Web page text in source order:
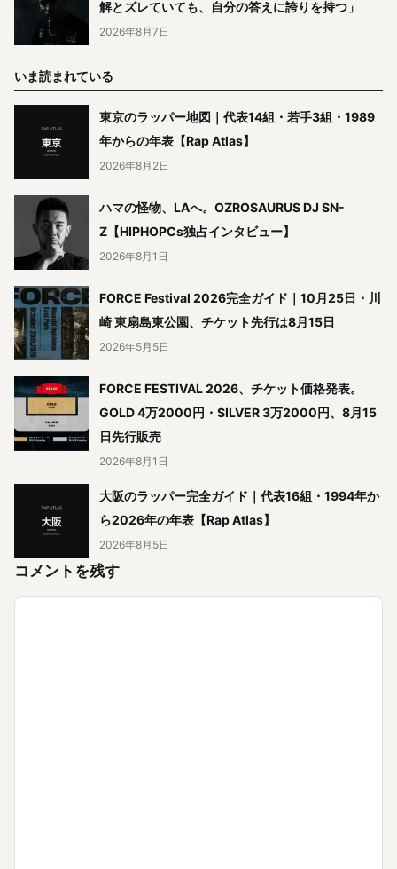
解とズレていても、自分の答えに誇りを持つ」
2026年8月7日
いま読まれている
東京のラッパー地図｜代表14組・若手3組・1989
年からの年表【Rap Atlas】
2026年8月2日
ハマの怪物、LAへ。OZROSAURUS DJ SN-
Z【HIPHOPCs独占インタビュー】
2026年8月1日
FORCE Festival 2026完全ガイド｜10月25日・川
崎 東扇島東公園、チケット先行は8月15日
2026年5月5日
FORCE FESTIVAL 2026、チケット価格発表。
GOLD 4万2000円・SILVER 3万2000円、8月15
日先行販売
2026年8月1日
大阪のラッパー完全ガイド｜代表16組・1994年か
ら2026年の年表【Rap Atlas】
2026年8月5日
コメントを残す